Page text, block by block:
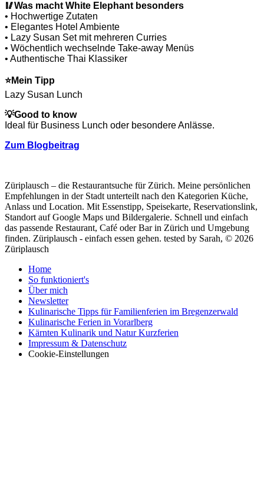
🥢Was macht White Elephant besonders
• Hochwertige Zutaten
• Elegantes Hotel Ambiente
• Lazy Susan Set mit mehreren Curries
• Wöchentlich wechselnde Take-away Menüs
• Authentische Thai Klassiker
⭐Mein Tipp
Lazy Susan Lunch
💡Good to know
Ideal für Business Lunch oder besondere Anlässe.
Zum Blogbeitrag
Züriplausch – die Restaurantsuche für Zürich. Meine persönlichen
Empfehlungen in der Stadt unterteilt nach den Kategorien Küche,
Anlass und Location. Mit Essenstipp, Speisekarte, Reservationslink,
Standort auf Google Maps und Bildergalerie. Schnell und einfach
das passende Restaurant, Café oder Bar in Zürich und Umgebung
finden. Züriplausch - einfach essen gehen. tested by Sarah, © 2026
Züriplausch
Home
So funktioniert's
Über mich
Newsletter
Kulinarische Tipps für Familienferien im Bregenzerwald
Kulinarische Ferien in Vorarlberg
Kärnten Kulinarik und Natur Kurzferien
Impressum & Datenschutz
Cookie-Einstellungen